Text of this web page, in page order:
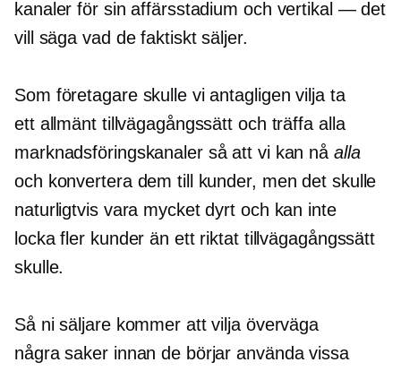
kanaler för sin affärsstadium och vertikal — det
vill säga vad de faktiskt säljer.
Som företagare skulle vi antagligen vilja ta
ett allmänt tillvägagångssätt och träffa alla
marknadsföringskanaler så att vi kan nå alla
och konvertera dem till kunder, men det skulle
naturligtvis vara mycket dyrt och kan inte
locka fler kunder än ett riktat tillvägagångssätt
skulle.
Så ni säljare kommer att vilja överväga
några saker innan de börjar använda vissa